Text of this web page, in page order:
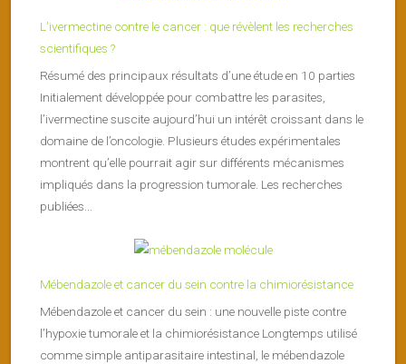
L’ivermectine contre le cancer : que révèlent les recherches
scientifiques ?
Résumé des principaux résultats d’une étude en 10 parties
Initialement développée pour combattre les parasites,
l’ivermectine suscite aujourd’hui un intérêt croissant dans le
domaine de l’oncologie. Plusieurs études expérimentales
montrent qu’elle pourrait agir sur différents mécanismes
impliqués dans la progression tumorale. Les recherches
publiées...
Mébendazole et cancer du sein contre la chimiorésistance
Mébendazole et cancer du sein : une nouvelle piste contre
l’hypoxie tumorale et la chimiorésistance Longtemps utilisé
comme simple antiparasitaire intestinal, le mébendazole